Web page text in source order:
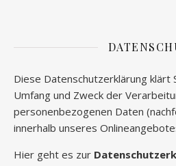
Diese Datenschutzerklärung klärt
Umfang und Zweck der
personenbezogenen Daten
innerhalb unseres
Hier geht es zur